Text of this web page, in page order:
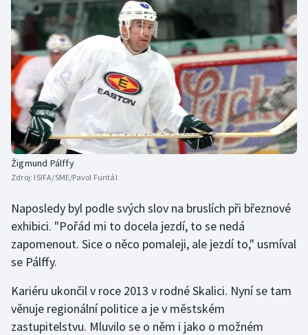
Žigmund Pálffy
Zdroj: ISIFA/SME/Pavol Funtál
Naposledy byl podle svých slov na bruslích při březnové
exhibici. "Pořád mi to docela jezdí, to se nedá
zapomenout. Sice o něco pomaleji, ale jezdí to," usmíval
se Pálffy.
Kariéru ukončil v roce 2013 v rodné Skalici. Nyní se tam
věnuje regionální politice a je v městském
zastupitelstvu. Mluvilo se o něm i jako o možném